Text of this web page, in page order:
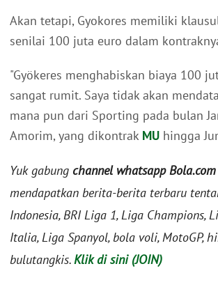
Akan tetapi, Gyokores memiliki
senilai 100 juta euro dalam
"Gyökeres menghabiskan biaya 100
sangat rumit. Saya tidak akan
mana pun dari Sporting pada bulan
Amorim, yang dikontrak MU hingga
Yuk gabung channel whatsapp Bola.com
mendapatkan berita-berita terbaru
Indonesia, BRI Liga 1, Liga Champions,
Italia, Liga Spanyol, bola voli, MotoGP,
bulutangkis.Klik di sini (JOIN)